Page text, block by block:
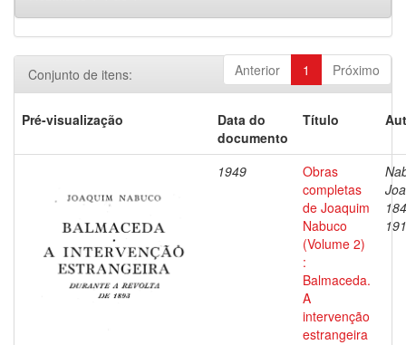
Anterior 1 Próximo
Conjunto de itens:
Pré-visualização
Data do
documento
Título
1949
Obras
completas
de Joaquim
Nabuco
(Volume 2)
:
Balmaceda.
A
intervenção
estrangeira